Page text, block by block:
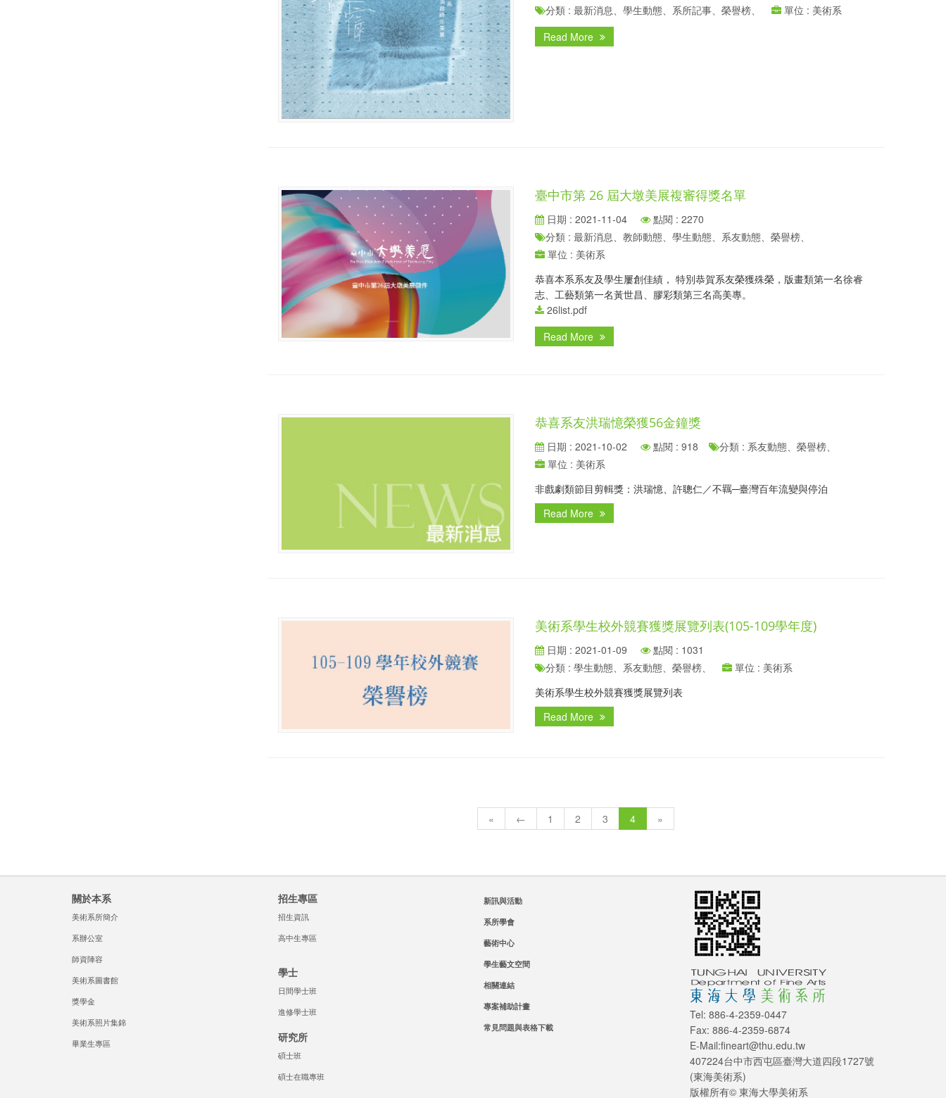
分類 : 最新消息、學生動態、系所記事、榮譽榜、
單位 : 美術系
Read More
臺中市第 26 屆大墩美展複審得獎名單
日期 : 2021-11-04
點閱 : 2270
分類 : 最新消息、教師動態、學生動態、系友動態、榮譽榜、
單位 : 美術系
恭喜本系系友及學生屢創佳績， 特別恭賀系友榮獲殊榮，版畫類第一名徐睿
志、工藝類第一名黃世昌、膠彩類第三名高美專。
26list.pdf
Read More
恭喜系友洪瑞憶榮獲56金鐘獎
日期 : 2021-10-02 點閱 : 918
分類 : 系友動態、榮譽榜、
單位 : 美術系
非戲劇類節目剪輯獎：洪瑞憶、許聰仁／不羈─臺灣百年流變與停泊
Read More
美術系學生校外競賽獲獎展覽列表(105-109學年度)
日期 : 2021-01-09
點閱 : 1031
分類 : 學生動態、系友動態、榮譽榜、
單位 : 美術系
美術系學生校外競賽獲獎展覽列表
Read More
« ← 1 2 3 4 »
關於本系
美術系所簡介
系辦公室
師資陣容
美術系圖書館
獎學金
美術系照片集錦
畢業生專區
招生專區
招生資訊
高中生專區
學士
日間學士班
進修學士班
研究所
碩士班
碩士在職專班
新訊與活動
系所學會
藝術中心
學生藝文空間
相關連結
專案補助計畫
常見問題與表格下載
Tel: 886-4-2359-0447
Fax: 886-4-2359-6874
E-Mail:fineart@thu.edu.tw
407224台中市西屯區臺灣大道四段1727號
(東海美術系)
版權所有© 東海大學美術系